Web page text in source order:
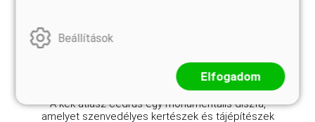
A kék atlasz cédrus egy monumentális díszfa,
amelyet szenvedélyes kertészek és tájépítészek
Beállítások
Elfogadom